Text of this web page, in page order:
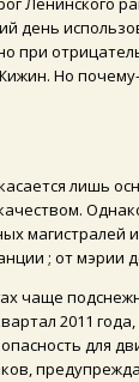
при
Но
лишь
; от мэрии
2011
для